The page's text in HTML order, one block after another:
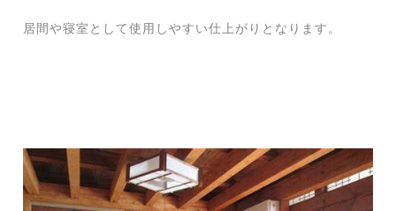
居間や寝室として使用しやすい仕上がりとなります。